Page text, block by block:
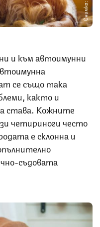
и към автоимунни
се също така
както и
става. Кожните
четириноги често
е склонна и
съдовата